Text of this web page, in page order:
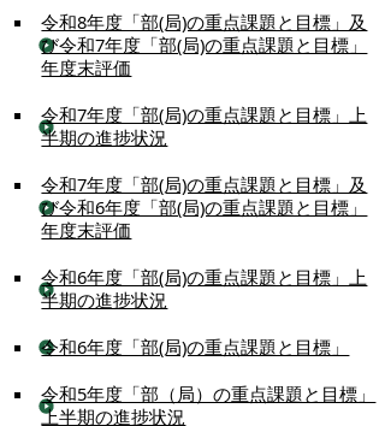
令和8年度「部(局)の重点課題と目標」及
び令和7年度「部(局)の重点課題と目標」
年度末評価
令和7年度「部(局)の重点課題と目標」上
半期の進捗状況
令和7年度「部(局)の重点課題と目標」及
び令和6年度「部(局)の重点課題と目標」
年度末評価
令和6年度「部(局)の重点課題と目標」上
半期の進捗状況
令和6年度「部(局)の重点課題と目標」
令和5年度「部（局）の重点課題と目標」
上半期の進捗状況